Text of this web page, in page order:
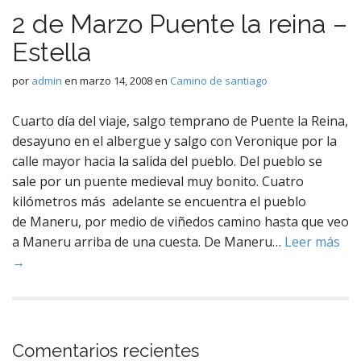
2 de Marzo Puente la reina –
Estella
por admin en marzo 14, 2008en Camino de santiago
Cuarto día del viaje, salgo temprano de Puente la Reina,
desayuno en el albergue y salgo con Veronique por la
calle mayor hacia la salida del pueblo. Del pueblo se
sale por un puente medieval muy bonito. Cuatro
kilómetros más adelante se encuentra el pueblo
de Maneru, por medio de viñedos camino hasta que veo
a Maneru arriba de una cuesta. De Maneru… Leer más
→
Comentarios recientes